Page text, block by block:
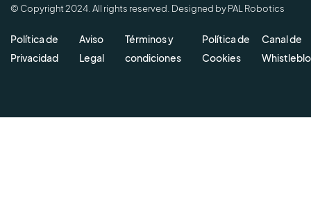
© Copyright 2024. All rights reserved. Designed by PAL Robotics
Política de
Privacidad
Aviso
Legal
Términos y
condiciones
Política de
Cookies
Canal de